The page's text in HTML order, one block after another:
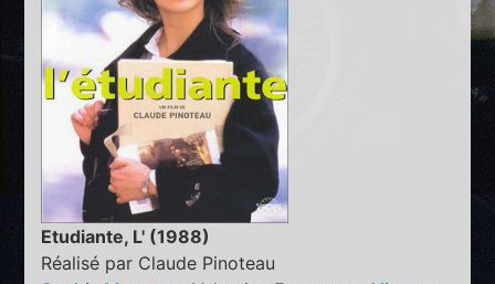
Etudiante, L' (1988)
Réalisé par Claude Pinoteau